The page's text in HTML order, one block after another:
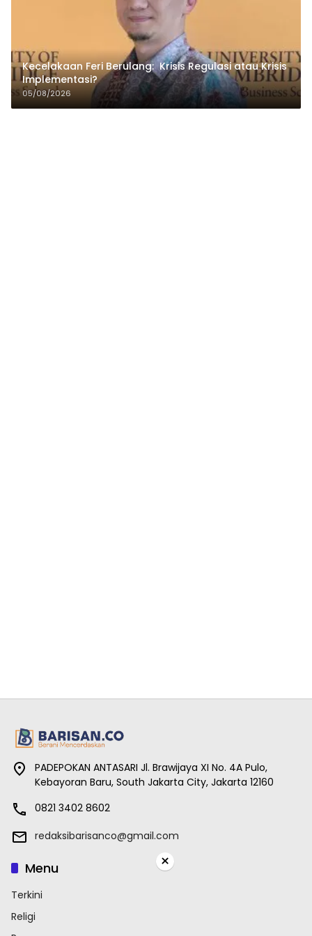
Kecelakaan Feri Berulang: Krisis Regulasi atau Krisis
Implementasi?
05/08/2026
PADEPOKAN ANTASARI Jl. Brawijaya XI No. 4A Pulo,
Kebayoran Baru, South Jakarta City, Jakarta 12160
0821 3402 8602
redaksibarisanco@gmail.com
Menu
Terkini
Religi
×